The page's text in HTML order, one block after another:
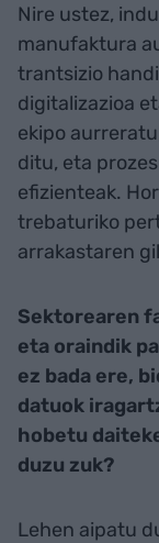
Nire ustez,
manufaktura
trantsizio
digitalizazioa
ekipo
ditu, eta
efizienteak.
trebaturiko
arrakastaren
Sektorearen
eta oraindik
ez bada ere,
datuok
hobetu
duzu zuk?
Lehen aipatu